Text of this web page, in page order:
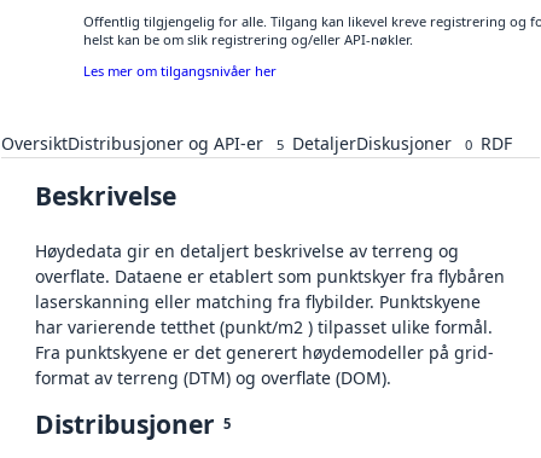
Offentlig tilgjengelig for alle. Tilgang kan likevel kreve registrering og
helst kan be om slik registrering og/eller API-nøkler.
Les mer om tilgangsnivåer her
OversiktDistribusjoner og API-er 5 DetaljerDiskusjoner 0 RDF
Beskrivelse
Høydedata gir en detaljert beskrivelse av terreng og
overflate. Dataene er etablert som punktskyer fra flybåren
laserskanning eller matching fra flybilder. Punktskyene
har varierende tetthet (punkt/m2 ) tilpasset ulike formål.
Fra punktskyene er det generert høydemodeller på grid-
format av terreng (DTM) og overflate (DOM).
Distribusjoner 5